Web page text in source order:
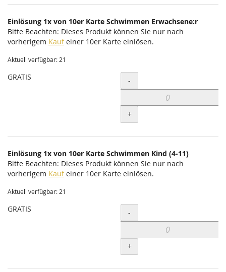
Einlösung 1x von 10er Karte Schwimmen Erwachsene:r
Bitte Beachten: Dieses Produkt können Sie nur nach
vorherigem Kaufeiner 10er Karte einlösen.
Aktuell verfügbar: 21
GRATIS Menge
-
+
Einlösung 1x von 10er Karte Schwimmen Kind (4-11)
Bitte Beachten: Dieses Produkt können Sie nur nach
vorherigem Kaufeiner 10er Karte einlösen.
Aktuell verfügbar: 21
GRATIS Menge
-
+